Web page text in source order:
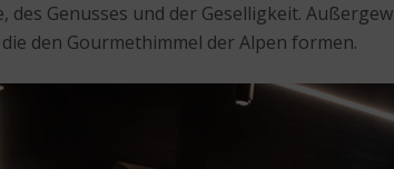
des Genusses und der Geselligkeit.
den Gourmethimmel der Alpen formen.